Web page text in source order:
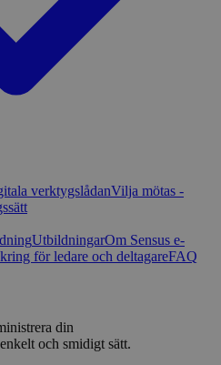
verktygslådanVilja mötas -
UtbildningarOm Sensus e-
för ledare och deltagareFAQ
din
och smidigt sätt.